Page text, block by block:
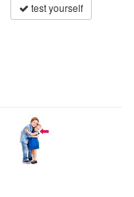
test yourself